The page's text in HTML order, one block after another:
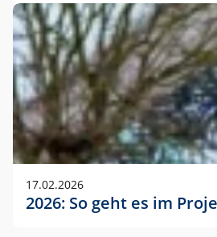
17.02.2026
2026: So geht es im